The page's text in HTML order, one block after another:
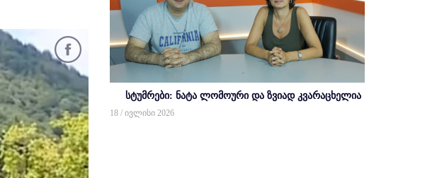
სტუმრები: ნატა ლომოური და ზვიად კვარაცხელია
18 / ივლისი 2026